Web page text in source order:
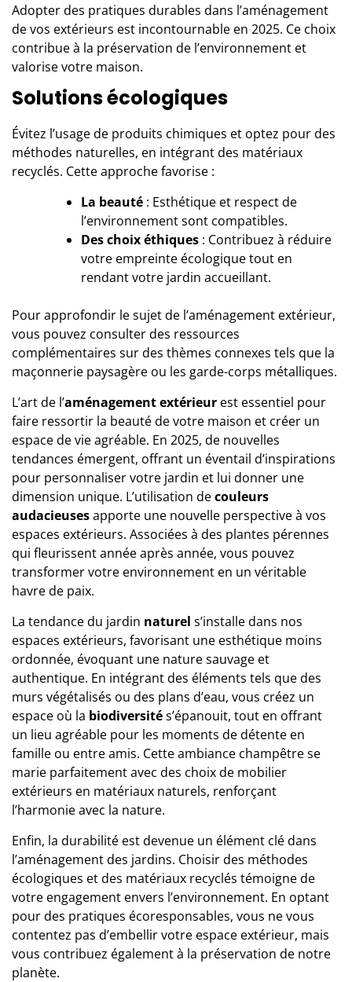
Adopter des pratiques durables dans l’aménagement
de vos extérieurs est incontournable en 2025. Ce choix
contribue à la préservation de l’environnement et
valorise votre maison.
Solutions écologiques
Évitez l’usage de produits chimiques et optez pour des
méthodes naturelles, en intégrant des matériaux
recyclés. Cette approche favorise :
La beauté : Esthétique et respect de
l’environnement sont compatibles.
Des choix éthiques : Contribuez à réduire
votre empreinte écologique tout en
rendant votre jardin accueillant.
Pour approfondir le sujet de l’aménagement extérieur,
vous pouvez consulter des ressources
complémentaires sur des thèmes connexes tels que la
maçonnerie paysagère ou les garde-corps métalliques.
L’art de l’aménagement extérieur est essentiel pour
faire ressortir la beauté de votre maison et créer un
espace de vie agréable. En 2025, de nouvelles
tendances émergent, offrant un éventail d’inspirations
pour personnaliser votre jardin et lui donner une
dimension unique. L’utilisation decouleurs
audacieusesapporte une nouvelle perspective à vos
espaces extérieurs. Associées à des plantes pérennes
qui fleurissent année après année, vous pouvez
transformer votre environnement en un véritable
havre de paix.
La tendance du jardin naturel s’installe dans nos
espaces extérieurs, favorisant une esthétique moins
ordonnée, évoquant une nature sauvage et
authentique. En intégrant des éléments tels que des
murs végétalisés ou des plans d’eau, vous créez un
espace où la biodiversités’épanouit, tout en offrant
un lieu agréable pour les moments de détente en
famille ou entre amis. Cette ambiance champêtre se
marie parfaitement avec des choix de mobilier
extérieurs en matériaux naturels, renforçant
l’harmonie avec la nature.
Enfin, la durabilité est devenue un élément clé dans
l’aménagement des jardins. Choisir des méthodes
écologiques et des matériaux recyclés témoigne de
votre engagement envers l’environnement. En optant
pour des pratiques écoresponsables, vous ne vous
contentez pas d’embellir votre espace extérieur, mais
vous contribuez également à la préservation de notre
planète.